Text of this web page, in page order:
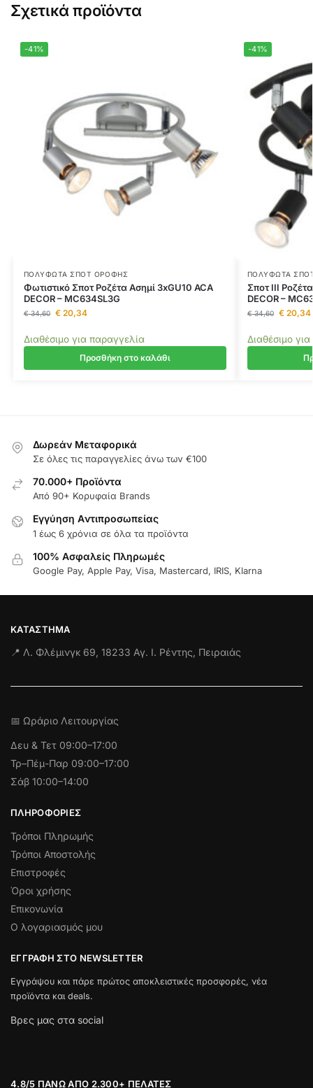
Σχετικά προϊόντα
-41%
ΠΟΛΎΦΩΤΑ ΣΠΟΤ ΟΡΟΦΉΣ
Φωτιστικό Σποτ Ροζέτα Ασημί 3xGU10 ACA
DECOR – MC634SL3G
€34,60 €20,34
Διαθέσιμο για παραγγελία
Προσθήκη στο καλάθι
-41%
ΠΟΛΎΦΩΤΑ
Σποτ III
DECOR –
€34,60 €20,34
Διαθέσιμο
Δωρεάν Μεταφορικά
Σε όλες τις παραγγελίες άνω των €100
70.000+ Προϊόντα
Από 90+ Κορυφαία Brands
Εγγύηση Aντιπροσωπείας
1 έως 6 χρόνια σε όλα τα προϊόντα
100% Ασφαλείς Πληρωμές
Google Pay, Apple Pay, Visa, Mastercard, IRIS, Klarna
ΚΑΤΆΣΤΗΜΑ
📍 Λ. Φλέμινγκ 69, 18233 Αγ. Ι. Ρέντης, Πειραιάς
📅 Ωράριο Λειτουργίας
Δευ & Τετ 09:00–17:00
Τρ–Πέμ-Παρ 09:00–17:00
Σάβ 10:00–14:00
ΠΛΗΡΟΦΟΡΊΕΣ
Τρόποι Πληρωμής
Τρόποι Αποστολής
Επιστροφές
Όροι χρήσης
Επικονωνία
Ο λογαριασμός μου
ΕΓΓΡΑΦΉ ΣΤΟ NEWSLETTER
Εγγράψου και πάρε πρώτος αποκλειστικές προσφορές, νέα
προϊόντα και deals.
Βρες μας στα social
4.8/5 ΠΆΝΩ ΑΠΌ 2.300+ ΠΕΛΆΤΕΣ